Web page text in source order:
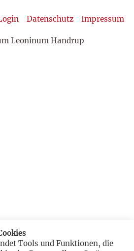
Datenschutz Impressum
Leoninum Handrup
Tools und Funktionen, die